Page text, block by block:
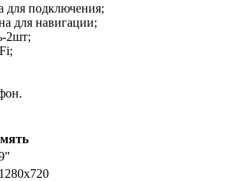
для подключения;
для навигации;
2шт;
1280х720